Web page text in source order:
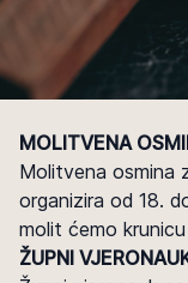
MOLITVENA
Molitvena osmina
organizira od 18.
molit ćemo
ŽUPNI